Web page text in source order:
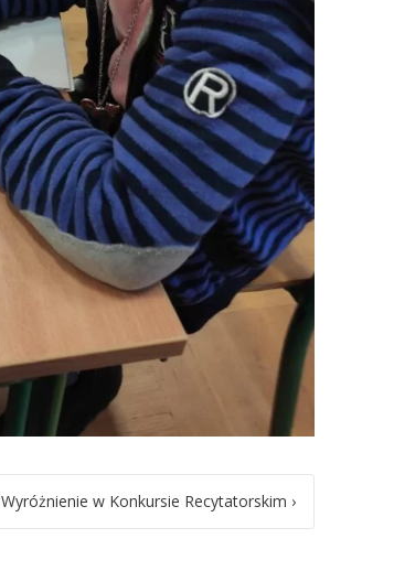
Wyróżnienie w Konkursie Recytatorskim ›